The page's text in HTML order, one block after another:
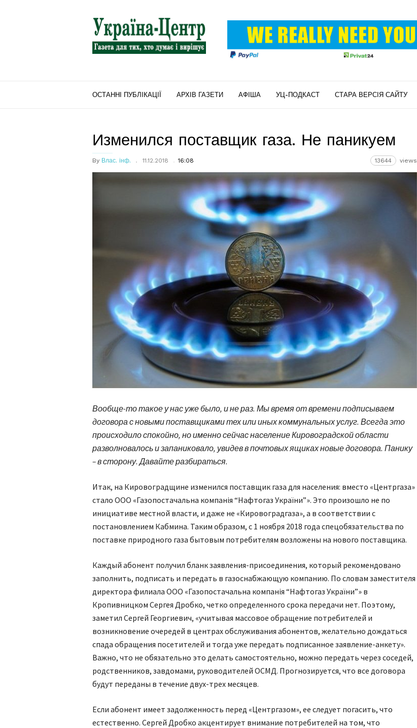
"Україна-
Центр"
ОСТАННІ ПУБЛІКАЦІЇ АРХІВ ГАЗЕТИ АФІША УЦ-ПОДКАСТ СТАРА ВЕРСІЯ САЙТУ
Изменился поставщик газа. Не паникуем
By Влас. інф. 11.12.2018 16:08 13644 views
Вообще-то такое у нас уже было, и не раз. Мы время от времени подписываем
договора с новыми поставщиками тех или иных коммунальных услуг. Всегда это
происходило спокойно, но именно сейчас население Кировоградской области
разволновалось и запаниковало, увидев в почтовых ящиках новые договора. Панику
– в сторону. Давайте разбираться.
Итак, на Кировоградщине изменился поставщик газа для населения: вместо «Центргаза»
стало ООО «Газопостачальна компанія “Нафтогаз України”». Это произошло не по
инициативе местной власти, и даже не «Кировоградгаза», а в соответствии с
постановлением Кабмина. Таким образом, с 1 ноября 2018 года спецобязательства по
поставке природного газа бытовым потребителям возложены на нового поставщика.
Каждый абонент получил бланк заявления-присоединения, который рекомендовано
заполнить, подписать и передать в газоснабжающую компанию. По словам заместителя
директора филиала ООО «Газопостачальна компанія “Нафтогаз України”» в
Кропивницком Сергея Дробко, четко определенного срока передачи нет. Поэтому,
заметил Сергей Георгиевич, «учитывая массовое обращение потребителей и
возникновение очередей в центрах обслуживания абонентов, желательно дождаться
спада обращения посетителей и тогда уже передать подписанное заявление-анкету».
Важно, что не обязательно это делать самостоятельно, можно передать через соседей,
родственников, завдомами, руководителей ОСМД. Прогнозируется, что все договора
будут переданы в течение двух-трех месяцев.
Если абонент имеет задолженность перед «Центргазом», ее следует погасить, что
естественно. Сергей Дробко акцентирует внимание потребителей на том, что